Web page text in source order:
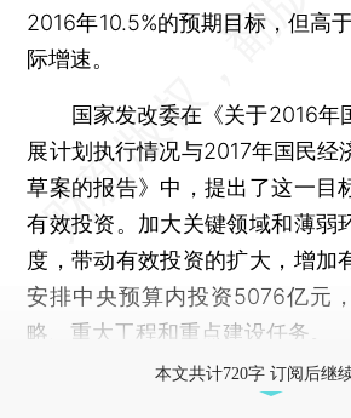
2016年10.5%的预期目标，但高
际增速。
国家发改委在《关于2016年
展计划执行情况与2017年国民经
草案的报告》中，提出了这一目
有效投资。加大关键领域和薄弱
度，带动有效投资的扩大，增加
安排中央预算内投资5076亿元
略、重大工程和重点建设任务。
本文共计720字 订阅后继